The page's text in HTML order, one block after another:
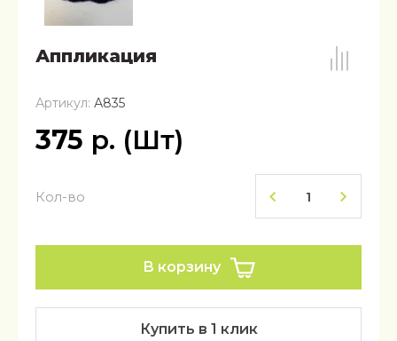
Аппликация
Артикул: А835
375 р. (Шт)
Кол-во
В корзину
Купить в 1 клик